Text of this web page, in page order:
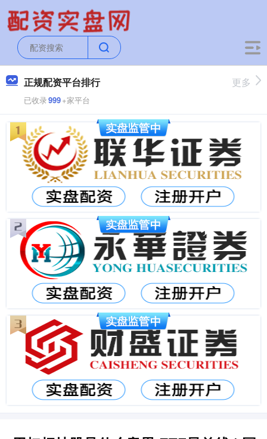
正规配资平台排行
已收录999+家平台
更多